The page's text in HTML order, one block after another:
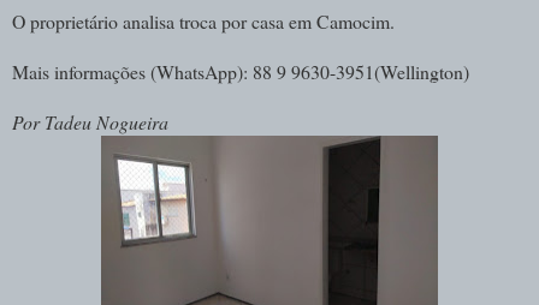
O proprietário analisa troca por casa em Camocim.
Mais informações (WhatsApp): 88 9 9630-3951(Wellington)
Por Tadeu Nogueira